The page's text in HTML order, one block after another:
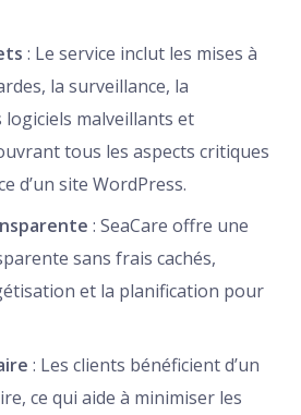
: Le service inclut les mises à
la surveillance, la
malveillants et
tous les aspects critiques
d’un site WordPress.
: SeaCare offre une
sans frais cachés,
et la planification pour
: Les clients bénéficient d’un
ce qui aide à minimiser les